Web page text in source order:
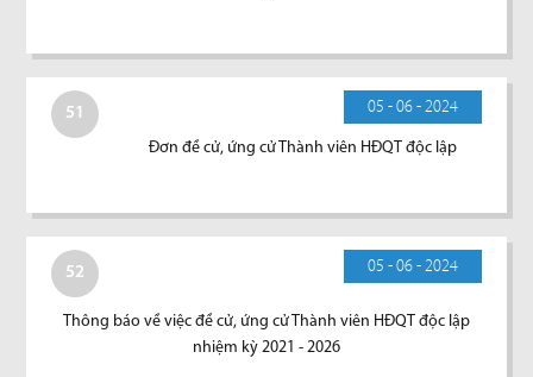
51 05 - 06 - 2024
Đơn đề cử, ứng cử Thành viên HĐQT độc lập
52 05 - 06 - 2024
Thông báo về việc đề cử, ứng cử Thành viên HĐQT độc lập
nhiệm kỳ 2021 - 2026